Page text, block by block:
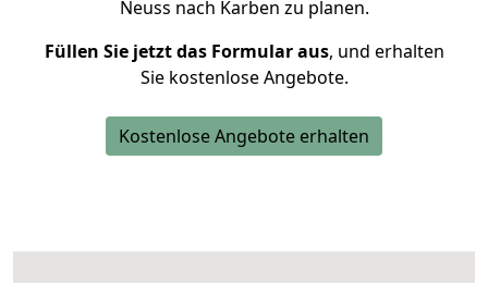
Neuss nach Karben zu planen.
Füllen Sie jetzt das Formular aus, und erhalten
Sie kostenlose Angebote.
Kostenlose Angebote erhalten